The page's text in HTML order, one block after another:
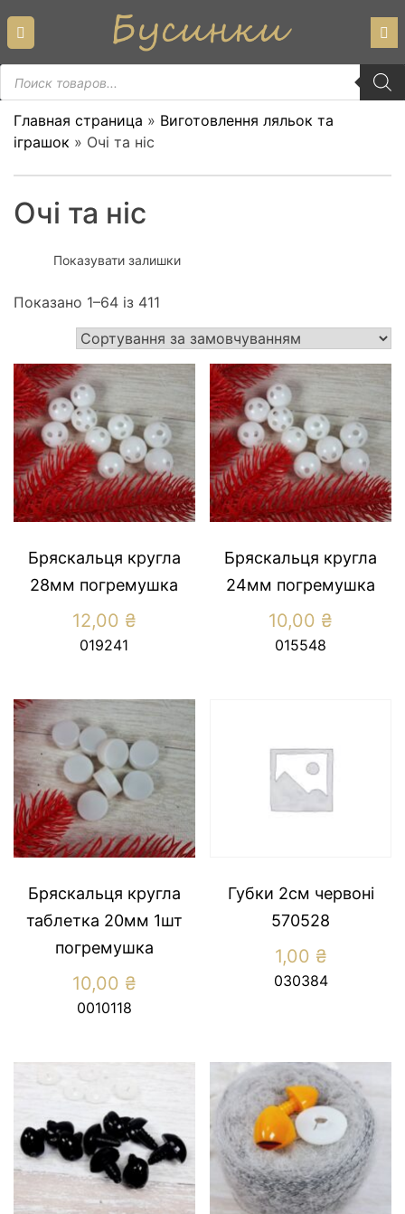
content
Пошук
товарів
Главная страница » Виготовлення ляльок та
іграшок » Очі та ніс
Очі та ніс
Показувати залишки
Показано 1–64 із 411
Бряскальця кругла
28мм погремушка
12,00 ₴
019241
Бряскальця кругла
24мм погремушка
10,00 ₴
015548
Бряскальця кругла
таблетка 20мм 1шт
погремушка
10,00 ₴
0010118
Губки 2см червоні
570528
1,00 ₴
030384